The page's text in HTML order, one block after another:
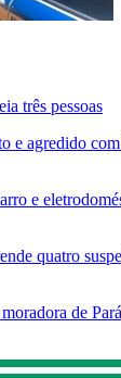
três pessoas
e agredido
e
quatro
de